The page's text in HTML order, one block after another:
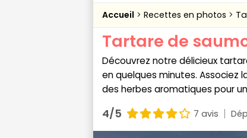
Accueil Recettes en photos
Tartare de
Découvrez notre délicieux
en quelques minutes. Associez
des herbes aromatiques pour
4/5 7 avis